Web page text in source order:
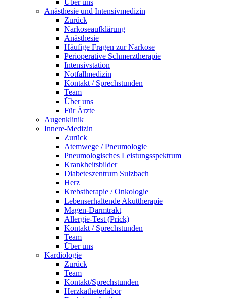
Über uns
Anästhesie und Intensivmedizin
Zurück
Narkoseaufklärung
Anästhesie
Häufige Fragen zur Narkose
Perioperative Schmerztherapie
Intensivstation
Notfallmedizin
Kontakt / Sprechstunden
Team
Über uns
Für Ärzte
Augenklinik
Innere-Medizin
Zurück
Atemwege / Pneumologie
Pneumologisches Leistungsspektrum
Krankheitsbilder
Diabeteszentrum Sulzbach
Herz
Krebstherapie / Onkologie
Lebenserhaltende Akuttherapie
Magen-Darmtrakt
Allergie-Test (Prick)
Kontakt / Sprechstunden
Team
Über uns
Kardiologie
Zurück
Team
Kontakt/Sprechstunden
Herzkatheterlabor